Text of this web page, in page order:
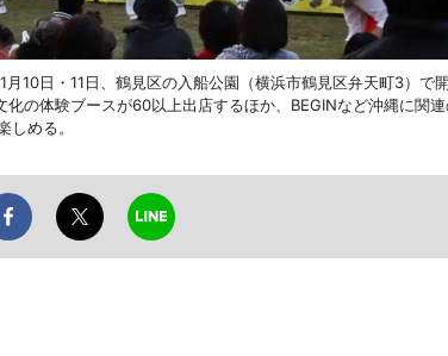
月10日・11日、鶴見区の入船公園（横浜市鶴見区弁天町3）で
の体験ブースが60以上出店するほか、BEGINなど沖縄に関
める。